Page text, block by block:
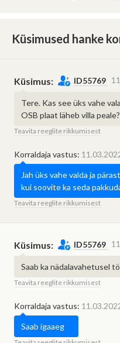
Küsimused hanke
Küsimus: ID55769
Tere. Kas see üks vahe
OSB plaat läheb villa peale?
Teavita reeglite rikkumisest
Korraldaja vastus:
Jah üks vahe valda ja
kui soovite ka seda
Teavita reeglite rikkumisest
Küsimus: ID55769
Saab ka nädalavahetusel
Teavita reeglite rikkumisest
Korraldaja vastus:
Saab igaaeg
Mis on
assistent"?